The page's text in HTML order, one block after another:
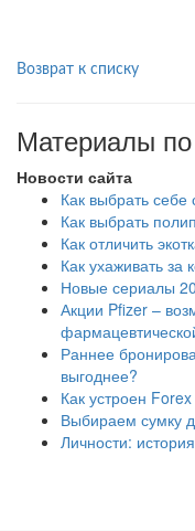
Возврат к списку
Материалы
Новости сайта
Как выбрать
Как выбрать
Как отличить
Как ухаживать за
Новые сериалы
Акции Pfizer –
Раннее
выгоднее?
Как устроен
Выбираем сумку
Личности: